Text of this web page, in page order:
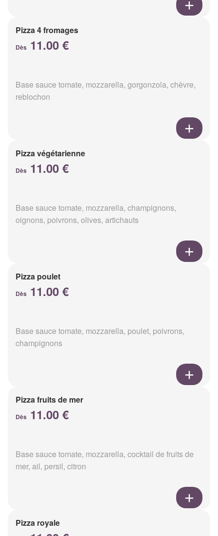
Pizza 4 fromages
Dès 11.00 €
Base sauce tomate, mozzarella, gorgonzola, chèvre,
reblochon
Pizza végétarienne
Dès 11.00 €
Base sauce tomate, mozzarella, champignons,
oignons, poivrons, olives, artichauts
Pizza poulet
Dès 11.00 €
Base sauce tomate, mozzarella, poulet, poivrons,
champignons
Pizza fruits de mer
Dès 11.00 €
Base sauce tomate, mozzarella, cocktail de fruits de
mer, ail, persil, citron
Pizza royale